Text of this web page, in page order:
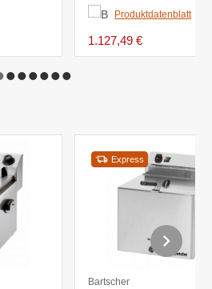
Produktdatenblatt
1.127,49 €
Express
Bartscher